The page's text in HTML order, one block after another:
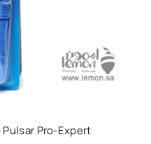
Pro-Expert